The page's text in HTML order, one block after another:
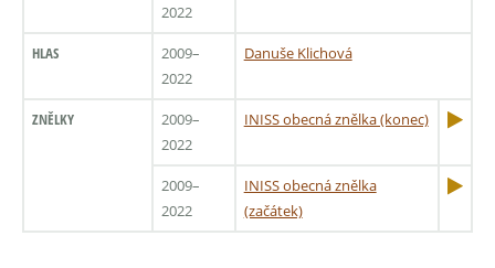
2022
HLAS
2009–
2022
Danuše Klichová
ZNĚLKY
2009–
2022
INISS obecná znělka (konec)
2009–
2022
INISS obecná znělka
(začátek)